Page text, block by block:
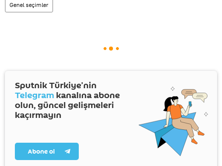
Genel seçimler
Sputnik Türkiye’nin
Telegram kanalına abone
olun, güncel gelişmeleri
kaçırmayın
Abone ol